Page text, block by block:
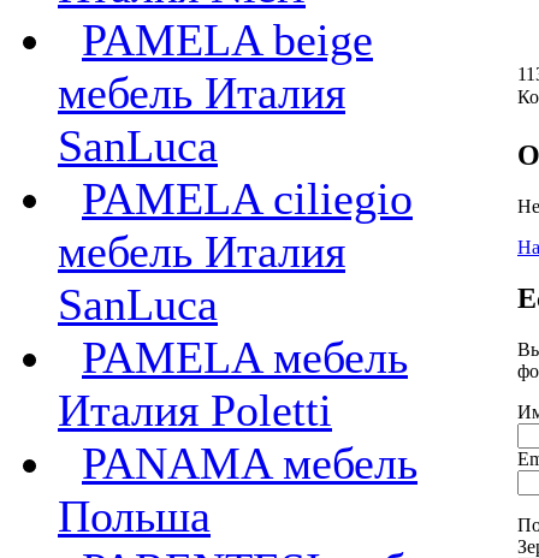
PAMELA beige
мебель Италия
SanLuca
PAMELA ciliegio
мебель Италия
SanLuca
PAMELA мебель
Италия Poletti
PANAMA мебель
Польша